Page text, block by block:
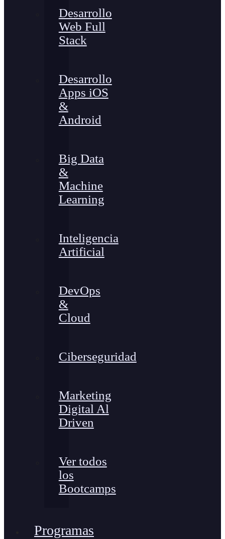
Desarrollo
Web Full
Stack
Desarrollo
Apps iOS
&
Android
Big Data
&
Machine
Learning
Inteligencia
Artificial
DevOps
&
Cloud
Ciberseguridad
Marketing
Digital Al
Driven
Ver todos
los
Bootcamps
Programas